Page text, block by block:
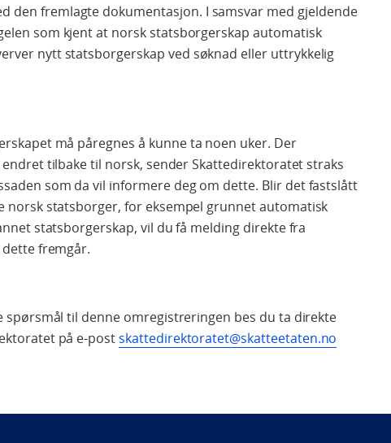
den fremlagte dokumentasjon. I samsvar med gjeldende
som kjent at norsk statsborgerskap automatisk
nytt statsborgerskap ved søknad eller uttrykkelig
må påregnes å kunne ta noen uker. Der
tilbake til norsk, sender Skattedirektoratet straks
som da vil informere deg om dette. Blir det fastslått
norsk statsborger, for eksempel grunnet automatisk
statsborgerskap, vil du få melding direkte fra
fremgår.
spørsmål til denne omregistreringen bes du ta direkte
på e-postskattedirektoratet@skatteetaten.no